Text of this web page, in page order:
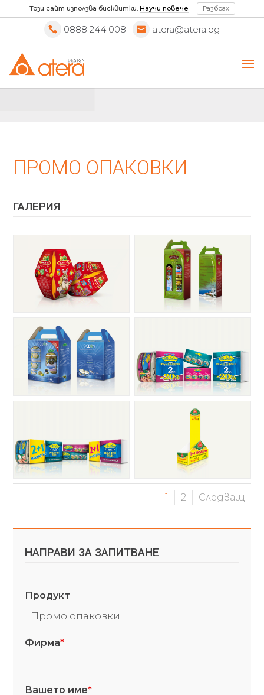
0888 244 008 atera@atera.bg
ПРОМО ОПАКОВКИ
ГАЛЕРИЯ
1 2 Следващ
НАПРАВИ ЗА ЗАПИТВАНЕ
Продукт
Фирма*
Вашето име*
Този сайт използва бисквитки. Научи повече Разбрах